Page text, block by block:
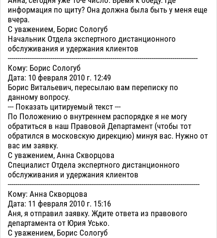
информация по щиту? Она должна была быть у меня еще
вчера.
С уважением, Борис Сологуб
Начальник Отдела экспертного дистанционного
обслуживания и удержания клиентов
--------------------------------------------------------------------------------------------------
Кому: Борис Сологуб
Дата: 10 февраля 2010 г. 12:49
Борис Витальевич, пересылаю вам переписку по
данному вопросу.
--- Показать цитируемый текст ---
По Положению о внутреннем распорядке я не могу
обратиться в наш Правовой Департамент (чтобы тот
обратился в московскую дирекцию) минуя вас. Нужно от
вас им заявку.
С уважением, Анна Скворцова
Специалист Отдела экспертного дистанционного
обслуживания и удержания клиентов
---------------------------------------------------------------------------------------------------
Кому: Анна Скворцова
Дата: 11 февраля 2010 г. 15:16
Аня, я отправил заявку. Ждите ответа из правового
департамента от Юрия Усько.
С уважением, Борис Сологуб